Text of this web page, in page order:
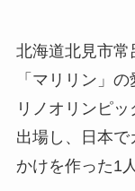
北海道北見市常
「マリリン」
リノオリンピ
出場し、日本
かけを作った1